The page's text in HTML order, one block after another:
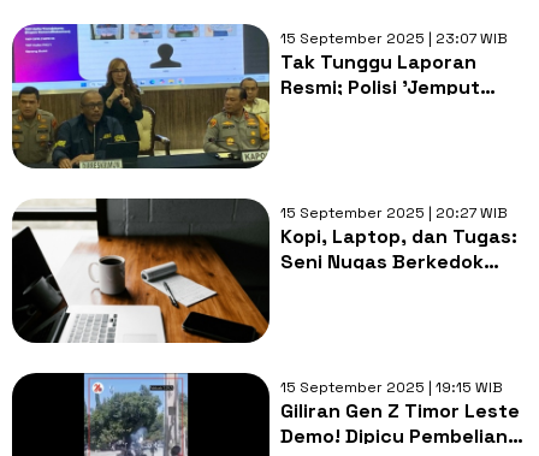
15 September 2025 | 23:07 WIB
Tak Tunggu Laporan
Resmi; Polisi 'Jemput
15 September 2025 | 20:27 WIB
Kopi, Laptop, dan Tugas:
Seni Nugas Berkedok
15 September 2025 | 19:15 WIB
Giliran Gen Z Timor Leste
Demo! Dipicu Pembelian